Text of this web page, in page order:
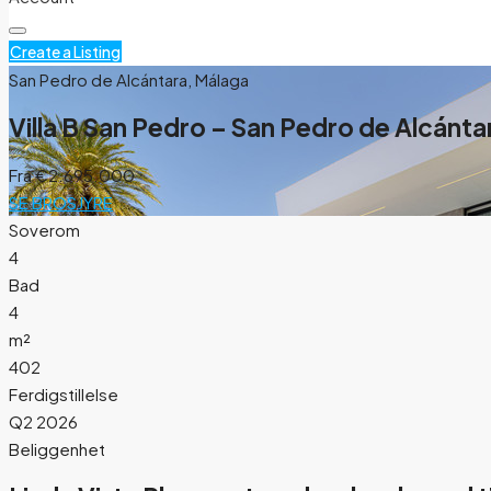
Create a Listing
San Pedro de Alcántara, Málaga
Villa B San Pedro – San Pedro de
Fra€2.695.000
SE BROSJYRE
Soverom
4
Bad
4
m²
402
Ferdigstillelse
Q2 2026
Beliggenhet